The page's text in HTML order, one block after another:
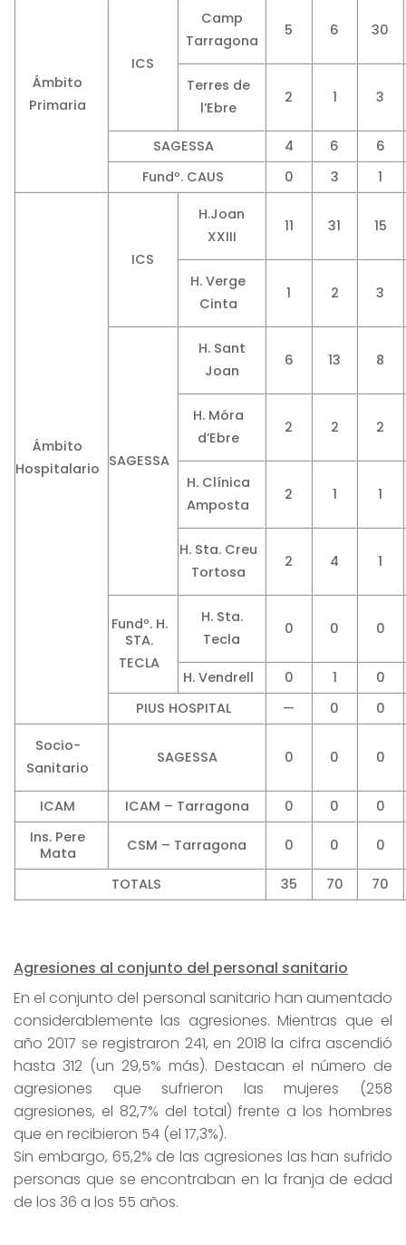
Ámbito
Primaria
ICS
Camp
Tarragona
5 6 30
Terres de
l’Ebre
2 1 3
SAGESSA 4 6
6
Fundº. CAUS
0 3 1
Ámbito
Hospitalario
ICS
H.Joan
XXIII
11 31 15
H. Verge
Cinta
1 2 3
SAGESSA
H. Sant
Joan
6 13 8
H. Móra
d’Ebre
2 2 2
H. Clínica
Amposta
2 1 1
H. Sta. Creu
Tortosa
2 4 1
Fundº. H.
STA.
TECLA
H. Sta.
Tecla
0 0 0
H. Vendrell 0 1
0
PIUS HOSPITAL
— 0 0
Socio-
Sanitario
SAGESSA 0 0 0
ICAM ICAM – Tarragona 0 0
0
Ins. Pere
Mata
CSM – Tarragona 0 0 0
TOTALS 35 70 70
Agresiones al conjunto del personal sanitario
En el conjunto del personal sanitario han aumentado
considerablemente las agresiones. Mientras que el
año 2017 se registraron 241, en 2018 la cifra ascendió
hasta 312 (un 29,5% más). Destacan el número de
agresiones que sufrieron las mujeres (258
agresiones, el 82,7% del total) frente a los hombres
que en recibieron 54 (el 17,3%).
Sin embargo, 65,2% de las agresiones las han sufrido
personas que se encontraban en la franja de edad
de los 36 a los 55 años.